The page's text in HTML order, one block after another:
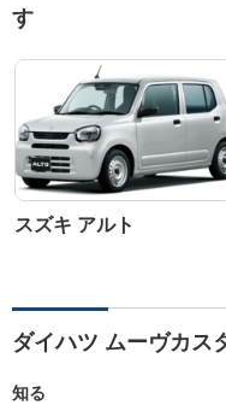
す
スズキ アルト
ダイハツ ムーヴカス
知る